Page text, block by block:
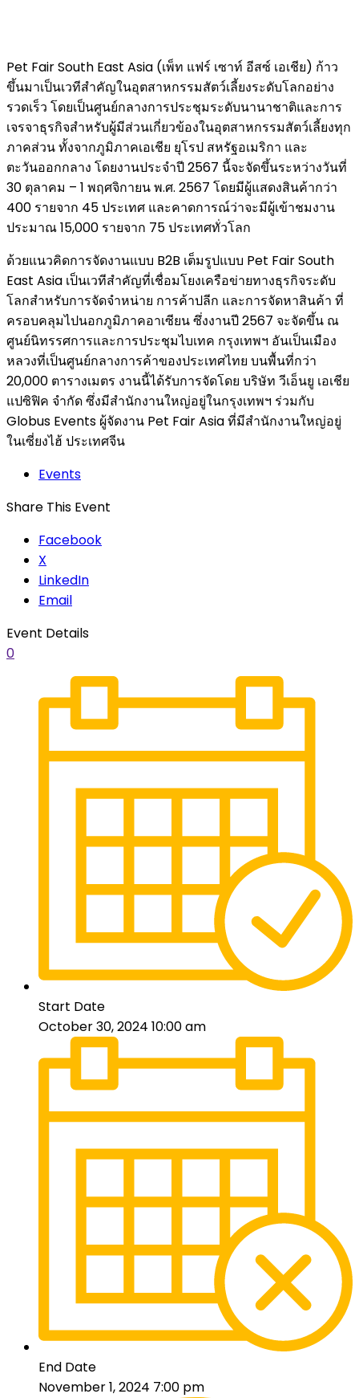
Pet Fair South East Asia (เพ็ท แฟร์ เซาท์ อีสซ์ เอเชีย) ก้าว
ขึ้นมาเป็นเวทีสำคัญในอุตสาหกรรมสัตว์เลี้ยงระดับโลกอย่าง
รวดเร็ว โดยเป็นศูนย์กลางการประชุมระดับนานาชาติและการ
เจรจาธุรกิจสำหรับผู้มีส่วนเกี่ยวข้องในอุตสาหกรรมสัตว์เลี้ยงทุก
ภาคส่วน ทั้งจากภูมิภาคเอเชีย ยุโรป สหรัฐอเมริกา และ
ตะวันออกกลาง โดยงานประจำปี 2567 นี้จะจัดขึ้นระหว่างวันที่
30 ตุลาคม – 1 พฤศจิกายน พ.ศ. 2567 โดยมีผู้แสดงสินค้ากว่า
400 รายจาก 45 ประเทศ และคาดการณ์ว่าจะมีผู้เข้าชมงาน
ประมาณ 15,000 รายจาก 75 ประเทศทั่วโลก
ด้วยแนวคิดการจัดงานแบบ B2B เต็มรูปแบบ Pet Fair South
East Asia เป็นเวทีสำคัญที่เชื่อมโยงเครือข่ายทางธุรกิจระดับ
โลกสำหรับการจัดจำหน่าย การค้าปลีก และการจัดหาสินค้า ที่
ครอบคลุมไปนอกภูมิภาคอาเซียน ซึ่งงานปี 2567 จะจัดขึ้น ณ
ศูนย์นิทรรศการและการประชุมไบเทค กรุงเทพฯ อันเป็นเมือง
หลวงที่เป็นศูนย์กลางการค้าของประเทศไทย บนพื้นที่กว่า
20,000 ตารางเมตร งานนี้ได้รับการจัดโดย บริษัท วีเอ็นยู เอเชีย
แปซิฟิค จำกัด ซึ่งมีสำนักงานใหญ่อยู่ในกรุงเทพฯ ร่วมกับ
Globus Events ผู้จัดงาน Pet Fair Asia ที่มีสำนักงานใหญ่อยู่
ในเซี่ยงไฮ้ ประเทศจีน
Events
Share This Event
Facebook
X
LinkedIn
Email
Event Details
0
Start Date
October 30, 2024 10:00 am
End Date
November 1, 2024 7:00 pm